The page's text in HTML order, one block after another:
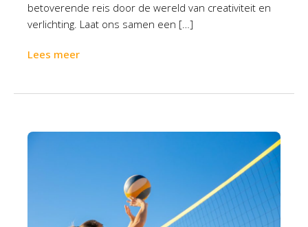
betoverende reis door de wereld van creativiteit en
verlichting. Laat ons samen een […]
Lees meer